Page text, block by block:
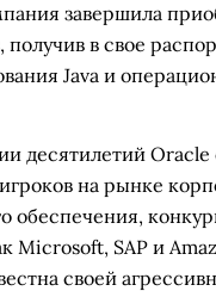
завершила
получив в свое
Java и
десятилетий Oracle
на рынке
обеспечения,
Microsoft, SAP и
своей